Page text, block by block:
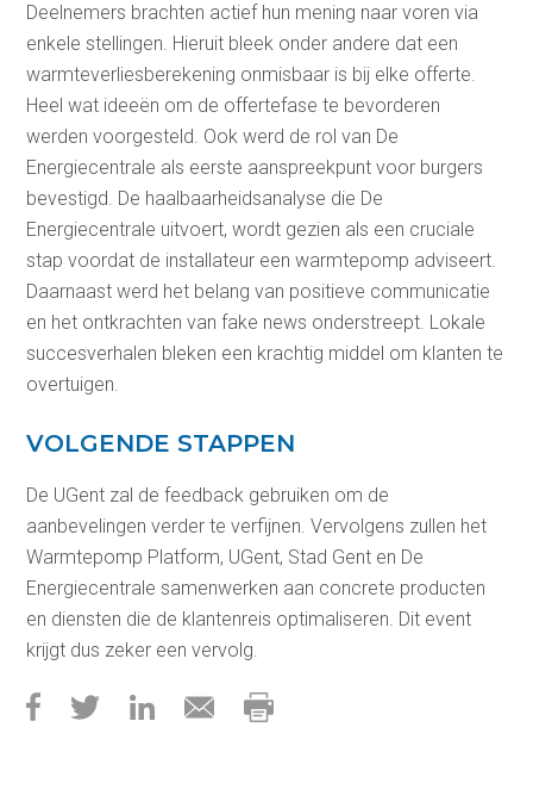
Deelnemers brachten actief hun mening naar voren via
enkele stellingen. Hieruit bleek onder andere dat een
warmteverliesberekening onmisbaar is bij elke offerte.
Heel wat ideeën om de offertefase te bevorderen
werden voorgesteld. Ook werd de rol van De
Energiecentrale als eerste aanspreekpunt voor burgers
bevestigd. De haalbaarheidsanalyse die De
Energiecentrale uitvoert, wordt gezien als een cruciale
stap voordat de installateur een warmtepomp adviseert.
Daarnaast werd het belang van positieve communicatie
en het ontkrachten van fake news onderstreept. Lokale
succesverhalen bleken een krachtig middel om klanten te
overtuigen.
VOLGENDE STAPPEN
De UGent zal de feedback gebruiken om de
aanbevelingen verder te verfijnen. Vervolgens zullen het
Warmtepomp Platform, UGent, Stad Gent en De
Energiecentrale samenwerken aan concrete producten
en diensten die de klantenreis optimaliseren. Dit event
krijgt dus zeker een vervolg.